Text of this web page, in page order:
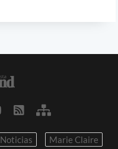
Noticias
Marie Claire